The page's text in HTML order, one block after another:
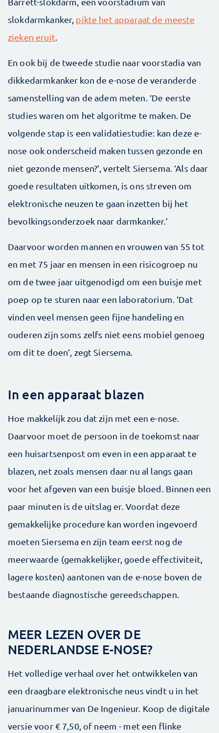
slokdarmkanker, pikte het apparaat de meeste
zieken eruit.
En ook bij de tweede studie naar voorstadia van
dikkedarmkanker kon de e-nose de veranderde
samenstelling van de adem meten. ‘De eerste
studies waren om het algoritme te maken. De
volgende stap is een validatiestudie: kan deze e-
nose ook onderscheid maken tussen gezonde en
niet gezonde mensen?’, vertelt Siersema. ‘Als daar
goede resultaten uitkomen, is ons streven om
elektronische neuzen te gaan inzetten bij het
bevolkingsonderzoek naar darmkanker.’
Daarvoor worden mannen en vrouwen van 55 tot
en met 75 jaar en mensen in een risicogroep nu
om de twee jaar uitgenodigd om een buisje met
poep op te sturen naar een laboratorium. ‘Dat
vinden veel mensen geen fijne handeling en
ouderen zijn soms zelfs niet eens mobiel genoeg
om dit te doen’, zegt Siersema.
In een apparaat blazen
Hoe makkelijk zou dat zijn met een e-nose.
Daarvoor moet de persoon in de toekomst naar
een huisartsenpost om even in een apparaat te
blazen, net zoals mensen daar nu al langs gaan
voor het afgeven van een buisje bloed. Binnen een
paar minuten is de uitslag er. Voordat deze
gemakkelijke procedure kan worden ingevoerd
moeten Siersema en zijn team eerst nog de
meerwaarde (gemakkelijker, goede effectiviteit,
lagere kosten) aantonen van de e-nose boven de
bestaande diagnostische gereedschappen.
MEER LEZEN OVER DE
NEDERLANDSE E-NOSE?
Het volledige verhaal over het ontwikkelen van
een draagbare elektronische neus vindt u in het
januarinummer van De Ingenieur. Koop de digitale
versie voor € 7,50, of neem - met een flinke